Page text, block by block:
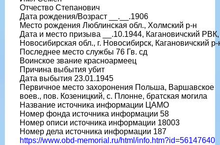
Отчество Степанович
Дата рождения/Возраст __.__.1906
Место рождения Люблинская обл., Холмский р-н
Дата и место призыва __.10.1944, Кагановичский РВК,
Новосибирская обл., г. Новосибирск, Кагановичский р-
Последнее место службы 76 Гв. сд
Воинское звание красноармеец
Причина выбытия убит
Дата выбытия 23.01.1945
Первичное место захоронения Польша, Варшавское
воев., пов. Козеницкий, с. Плонне, братская могила
Название источника информации ЦАМО
Номер фонда источника информации 58
Номер описи источника информации 18003
Номер дела источника информации 187
https://www.obd-memorial.ru/html/info.htm?id=56147640